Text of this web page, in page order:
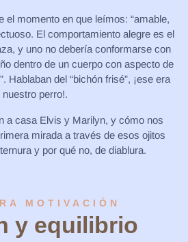
el momento en que leímos: “amable,
El comportamiento alegre es el
y uno no debería conformarse con
dentro de un cuerpo con aspecto de
Hablaban del “bichón frisé”, ¡ese era
nuestro perro!.
a casa Elvis y Marilyn, y cómo nos
mirada a través de esos ojitos
y por qué no, de diablura.
MOTIVACIÓN
y equilibrio